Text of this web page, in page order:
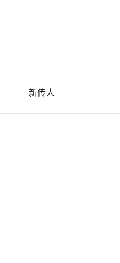
新传人